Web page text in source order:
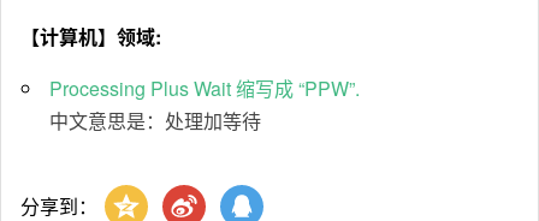
【计算机】领域:
Processing Plus Wait 缩写成 “PPW”.
中文意思是：处理加等待
分享到：